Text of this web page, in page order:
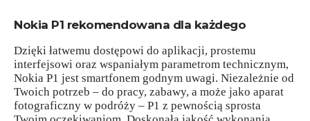
Nokia P1 rekomendowana dla każdego
Dzięki łatwemu dostępowi do aplikacji, prostemu
interfejsowi oraz wspaniałym parametrom technicznym,
Nokia P1 jest smartfonem godnym uwagi. Niezależnie od
Twoich potrzeb – do pracy, zabawy, a może jako aparat
fotograficzny w podróży – P1 z pewnością sprosta